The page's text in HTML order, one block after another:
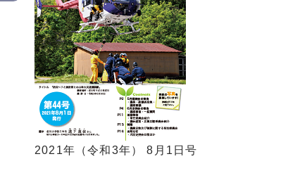
2021年（令和3年） 8月1日号